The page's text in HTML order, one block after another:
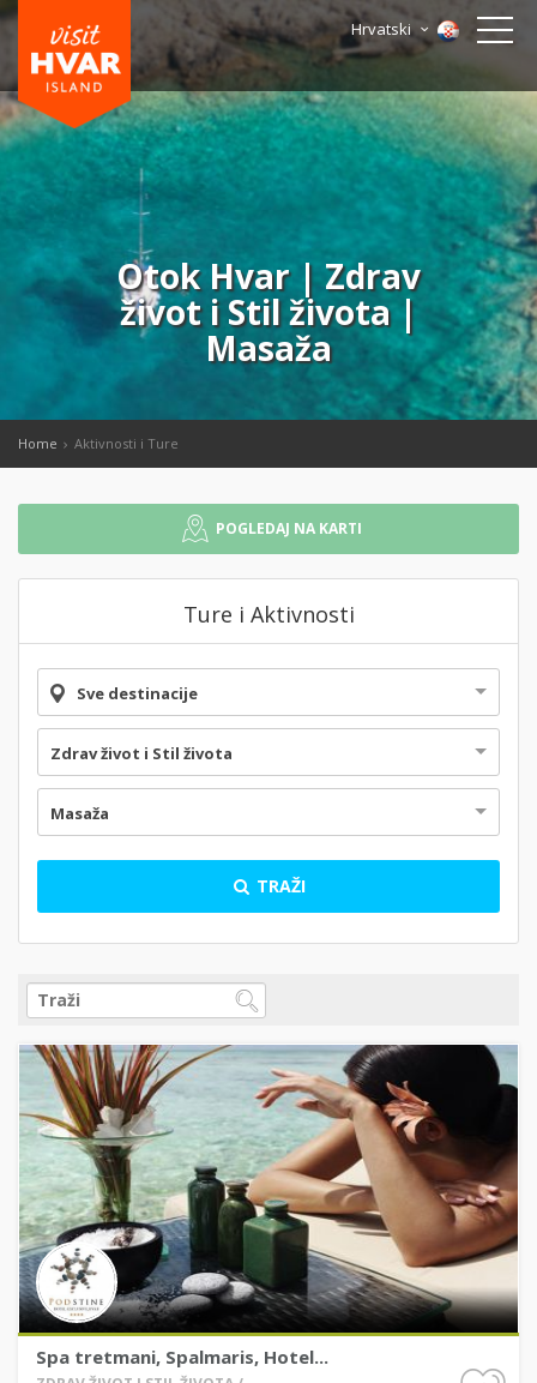
Hrvatski
Otok Hvar | Zdrav
život i Stil života |
Masaža
Home Aktivnosti i Ture
POGLEDAJ NA KARTI
Ture i Aktivnosti
Sve destinacije
Zdrav život i Stil života
Masaža
TRAŽI
Spa tretmani, Spalmaris, Hotel...